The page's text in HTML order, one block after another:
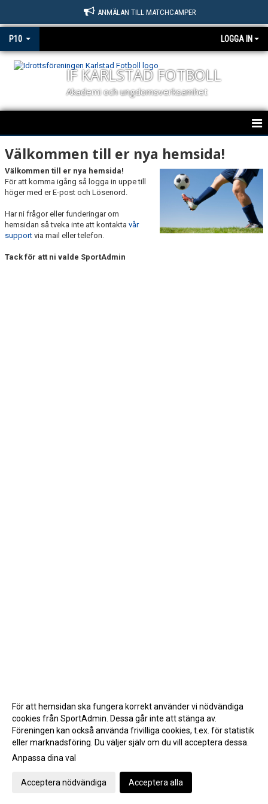
ANMÄLAN TILL MATCHCAMPER
P10 LOGGA IN
IF KARLSTAD FOTBOLL
Akademi och ungdomsverksamhet
HEM
NYHETER
KALENDER
MATCHER
Välkommen till er nya hemsida!
Välkommen till er nya hemsida!
För att komma igång så logga in uppe till
höger med er E-post och Lösenord.
Har ni frågor eller funderingar om
hemsidan så tveka inte att kontakta vår
support via mail eller telefon.
Tack för att ni valde SportAdmin
Gå till Webbversion
För att hemsidan ska fungera korrekt använder vi nödvändiga
cookies från SportAdmin. Dessa går inte att stänga av.
Föreningen kan också använda frivilliga cookies, t.ex. för statistik
eller marknadsföring. Du väljer själv om du vill acceptera dessa.
Anpassa dina val
Acceptera nödvändiga Acceptera alla